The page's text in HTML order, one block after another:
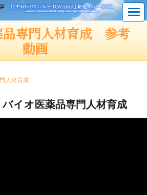
品専門人材育成 参考
動画
人材育成
イオ医薬品専門人材育成